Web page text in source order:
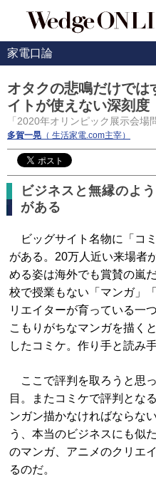
家電口論
オタクの悲鳴だけでは
イトが使えない深刻度
「2020年オリンピック展示会場
多賀一晃 （ 生活家電.com主宰）
ビジネスと無縁のよ
がある
ビッグサイト名物に「コ
がある。20万人近い来場者
める姿は海外でも賞賛の嵐
校で授業もない「マンガ」
リエイターが育っている一
こもりがちなマンガを描く
したコミケ。作り手と読み
ここで評判を取ろうと思
目。またコミケで評判とな
ンガン描かなければならな
う、本当のビジネスにも似
のマンガ、アニメのクリエ
るのだ。